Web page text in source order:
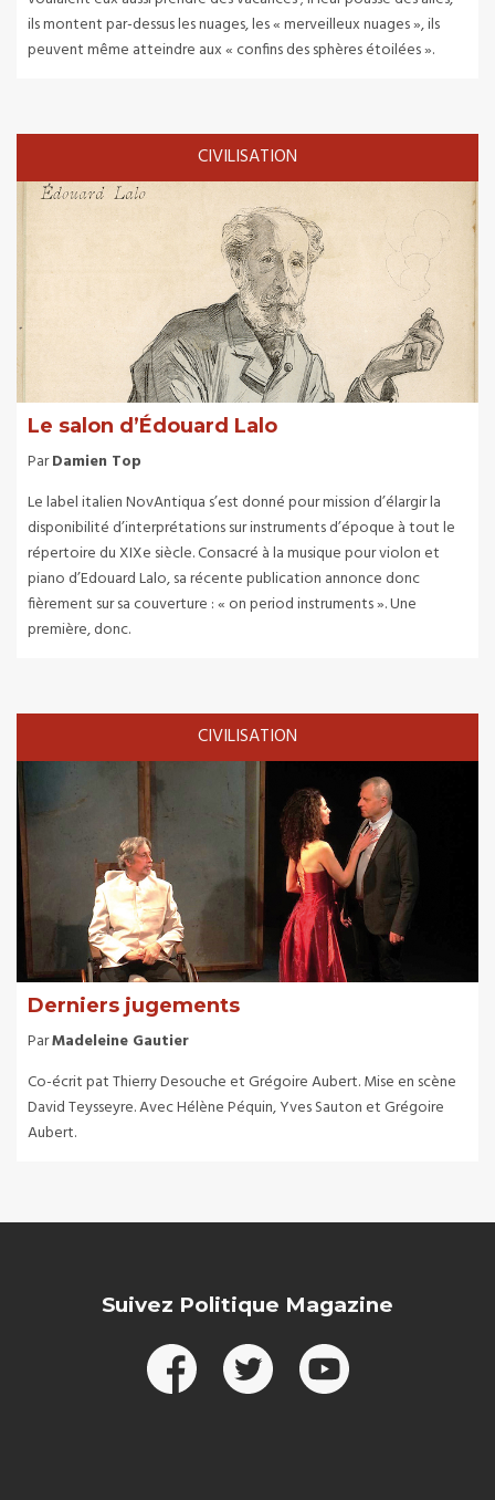
ils montent par-dessus les nuages, les « merveilleux nuages », ils
peuvent même atteindre aux « confins des sphères étoilées ».
CIVILISATION
Le salon d’Édouard Lalo
ParDamien Top
Le label italien NovAntiqua s’est donné pour mission d’élargir la
disponibilité d’interprétations sur instruments d’époque à tout le
répertoire du XIXe siècle. Consacré à la musique pour violon et
piano d’Edouard Lalo, sa récente publication annonce donc
fièrement sur sa couverture : « on period instruments ». Une
première, donc.
CIVILISATION
Derniers jugements
ParMadeleine Gautier
Co-écrit pat Thierry Desouche et Grégoire Aubert. Mise en scène
David Teysseyre. Avec Hélène Péquin, Yves Sauton et Grégoire
Aubert.
Suivez Politique Magazine